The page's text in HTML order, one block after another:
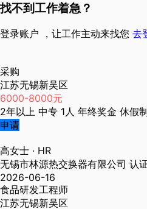
找不到工作着急？
登录账户 ，让工作主动来找您 去
采购
江苏无锡新吴区
6000-8000元
2年以上 中专 1人 年终奖金 休假
申请
高女士 · HR
无锡市林源热交换器有限公司 认
2026-06-16
食品研发工程师
江苏无锡新吴区